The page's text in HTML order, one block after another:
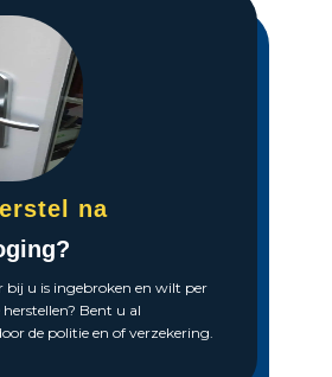
na
bij u is ingebroken en wilt per
herstellen? Bent u al
de politie en of verzekering.